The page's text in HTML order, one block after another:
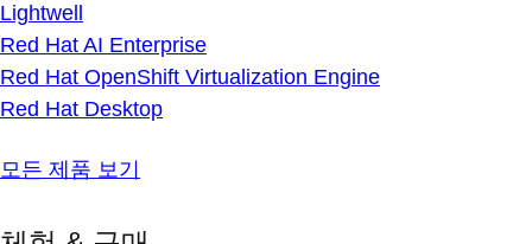
Lightwell
Red Hat AI Enterprise
Red Hat OpenShift Virtualization Engine
Red Hat Desktop
모든 제품 보기